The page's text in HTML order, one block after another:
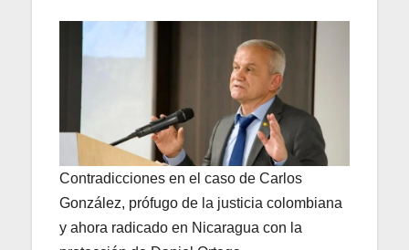
Contradicciones en el caso de Carlos
González, prófugo de la justicia colombiana
y ahora radicado en Nicaragua con la